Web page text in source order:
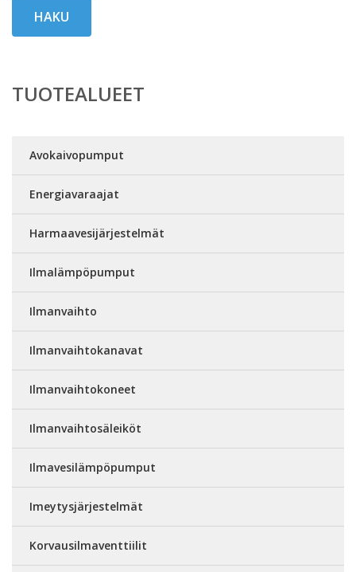
HAKU
TUOTEALUEET
Avokaivopumput
Energiavaraajat
Harmaavesijärjestelmät
Ilmalämpöpumput
Ilmanvaihto
Ilmanvaihtokanavat
Ilmanvaihtokoneet
Ilmanvaihtosäleiköt
Ilmavesilämpöpumput
Imeytysjärjestelmät
Korvausilmaventtiilit